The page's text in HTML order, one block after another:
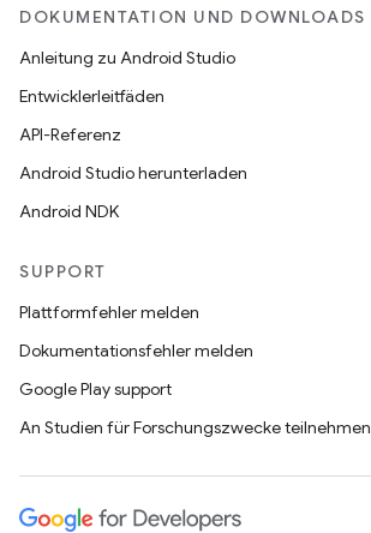
DOKUMENTATION UND DOWNLOADS
Anleitung zu Android Studio
Entwicklerleitfäden
API-Referenz
Android Studio herunterladen
Android NDK
SUPPORT
Plattformfehler melden
Dokumentationsfehler melden
Google Play support
An Studien für Forschungszwecke teilnehmen